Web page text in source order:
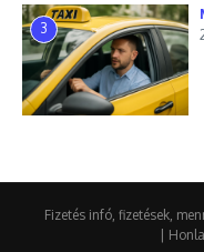
3
Fizetés infó, fizetések,
|